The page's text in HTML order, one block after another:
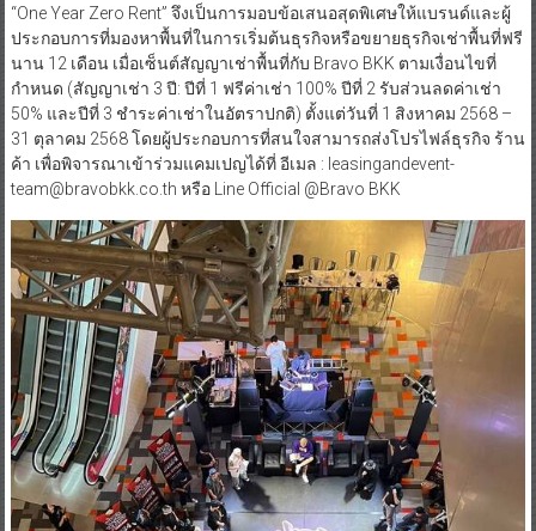
“One Year Zero Rent” จึงเป็นการมอบข้อเสนอสุดพิเศษให้แบรนด์และผู้
ประกอบการที่มองหาพื้นที่ในการเริ่มต้นธุรกิจหรือขยายธุรกิจเช่าพื้นที่ฟรี
นาน 12 เดือน เมื่อเซ็นต์สัญญาเช่าพื้นที่กับ Bravo BKK ตามเงื่อนไขที่
กำหนด (สัญญาเช่า 3 ปี: ปีที่ 1 ฟรีค่าเช่า 100% ปีที่ 2 รับส่วนลดค่าเช่า
50% และปีที่ 3 ชำระค่าเช่าในอัตราปกติ) ตั้งแต่วันที่ 1 สิงหาคม 2568 –
31 ตุลาคม 2568 โดยผู้ประกอบการที่สนใจสามารถส่งโปรไฟล์ธุรกิจ ร้าน
ค้า เพื่อพิจารณาเข้าร่วมแคมเปญได้ที่ อีเมล : leasingandevent-
team@bravobkk.co.th หรือ Line Official @Bravo BKK